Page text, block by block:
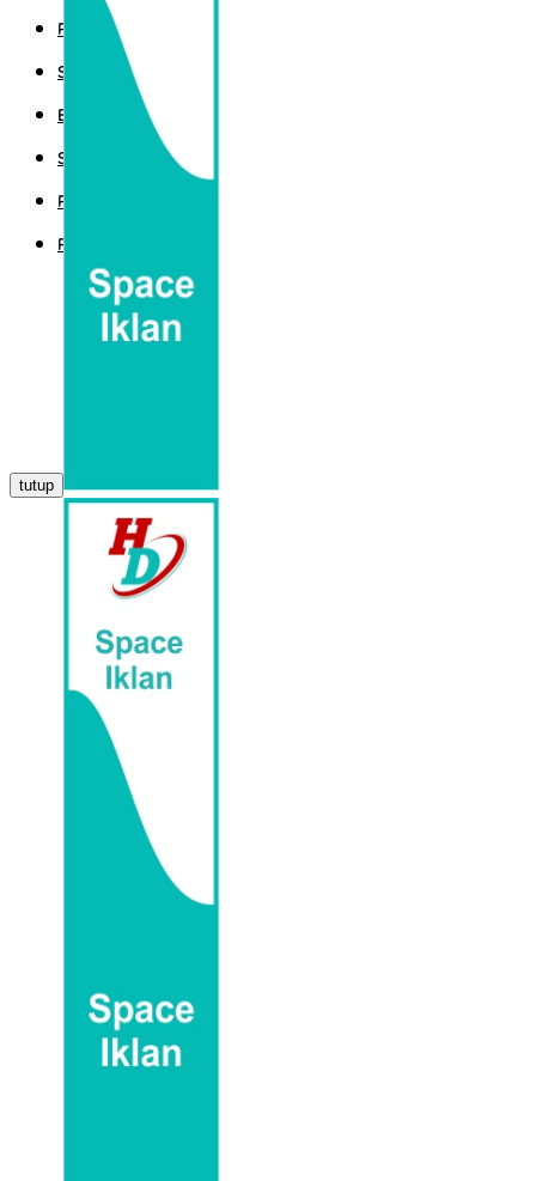
POLITIK
SPORT
EKBIS
SAINTEK
PEMERINTAHAN
PARLEMEN
tutup